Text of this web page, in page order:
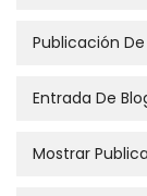
Publicación
Entrada De
Mostrar